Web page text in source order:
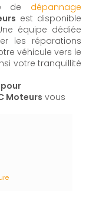
de dépannage
est disponible
équipe dédiée
les réparations
véhicule vers le
votre tranquillité
Moteurs vous